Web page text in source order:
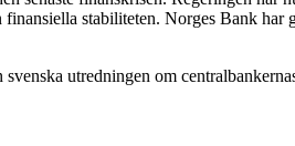
stabiliteten. Norges Bank
utredningen om